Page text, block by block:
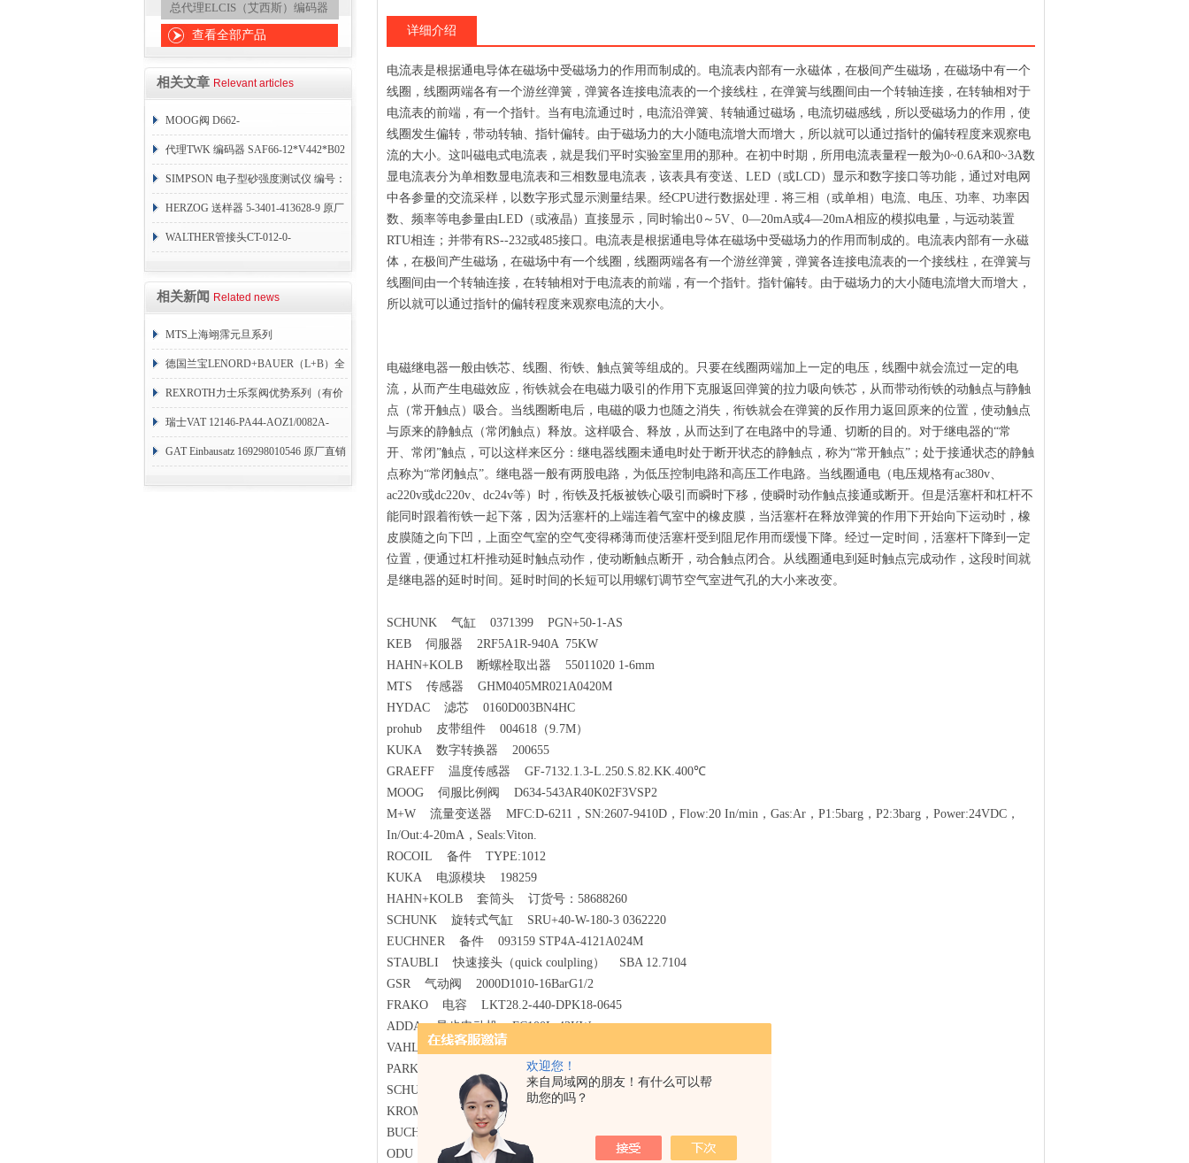
欢迎您！
来自局域网的朋友！有什么可以帮
助您的吗？
总代理ELCIS（艾西斯）编码器
查看全部产品
相关文章 Relevant articles
MOOG阀 D662-
4307KP02HAMD6NSX4-0
代理TWK 编码器 SAF66-12*V442*B02
SIMPSON 电子型砂强度测试仪 编号：
42104-ASM
HERZOG 送样器 5-3401-413628-9 原厂
直供
WALTHER管接头CT-012-0-
相关新闻 Related news
MTS上海翊霈元旦系列
RHM3050MR081A01
德国兰宝LENORD+BAUER（L+B）全
系列编码器
REXROTH力士乐泵阀优势系列（有价
目表）
瑞士VAT 12146-PA44-AOZ1/0082A-
1173938
GAT Einbausatz 169298010546 原厂直销
详细介绍
电流表是根据通电导体在磁场中受磁场力的作用而制成的。电流表内部有一永磁体，在极间产生磁场，在磁场中有一个
线圈，线圈两端各有一个游丝弹簧，弹簧各连接电流表的一个接线柱，在弹簧与线圈间由一个转轴连接，在转轴相对于
电流表的前端，有一个指针。当有电流通过时，电流沿弹簧、转轴通过磁场，电流切磁感线，所以受磁场力的作用，使
线圈发生偏转，带动转轴、指针偏转。由于磁场力的大小随电流增大而增大，所以就可以通过指针的偏转程度来观察电
流的大小。这叫磁电式电流表，就是我们平时实验室里用的那种。在初中时期，所用电流表量程一般为0~0.6A和0~3A数
显电流表分为单相数显电流表和三相数显电流表，该表具有变送、LED（或LCD）显示和数字接口等功能，通过对电网
中各参量的交流采样，以数字形式显示测量结果。经CPU进行数据处理．将三相（或单相）电流、电压、功率、功率因
数、频率等电参量由LED（或液晶）直接显示，同时输出0～5V、0—20mA或4—20mA相应的模拟电量，与远动装置
RTU相连；并带有RS--232或485接口。电流表是根据通电导体在磁场中受磁场力的作用而制成的。电流表内部有一永磁
体，在极间产生磁场，在磁场中有一个线圈，线圈两端各有一个游丝弹簧，弹簧各连接电流表的一个接线柱，在弹簧与
线圈间由一个转轴连接，在转轴相对于电流表的前端，有一个指针。指针偏转。由于磁场力的大小随电流增大而增大，
所以就可以通过指针的偏转程度来观察电流的大小。
电磁继电器一般由铁芯、线圈、衔铁、触点簧等组成的。只要在线圈两端加上一定的电压，线圈中就会流过一定的电
流，从而产生电磁效应，衔铁就会在电磁力吸引的作用下克服返回弹簧的拉力吸向铁芯，从而带动衔铁的动触点与静触
点（常开触点）吸合。当线圈断电后，电磁的吸力也随之消失，衔铁就会在弹簧的反作用力返回原来的位置，使动触点
与原来的静触点（常闭触点）释放。这样吸合、释放，从而达到了在电路中的导通、切断的目的。对于继电器的“常
开、常闭”触点，可以这样来区分：继电器线圈未通电时处于断开状态的静触点，称为“常开触点”；处于接通状态的静触
点称为“常闭触点”。继电器一般有两股电路，为低压控制电路和高压工作电路。当线圈通电（电压规格有ac380v、
ac220v或dc220v、dc24v等）时，衔铁及托板被铁心吸引而瞬时下移，使瞬时动作触点接通或断开。但是活塞杆和杠杆不
能同时跟着衔铁一起下落，因为活塞杆的上端连着气室中的橡皮膜，当活塞杆在释放弹簧的作用下开始向下运动时，橡
皮膜随之向下凹，上面空气室的空气变得稀薄而使活塞杆受到阻尼作用而缓慢下降。经过一定时间，活塞杆下降到一定
位置，便通过杠杆推动延时触点动作，使动断触点断开，动合触点闭合。从线圈通电到延时触点完成动作，这段时间就
是继电器的延时时间。延时时间的长短可以用螺钉调节空气室进气孔的大小来改变。
SCHUNK 气缸 0371399 PGN+50-1-AS
KEB 伺服器 2RF5A1R-940A 75KW
HAHN+KOLB 断螺栓取出器 55011020 1-6mm
MTS 传感器 GHM0405MR021A0420M
HYDAC 滤芯 0160D003BN4HC
prohub 皮带组件 004618（9.7M）
KUKA 数字转换器 200655
GRAEFF 温度传感器 GF-7132.1.3-L.250.S.82.KK.400℃
MOOG 伺服比例阀 D634-543AR40K02F3VSP2
M+W 流量变送器 MFC:D-6211，SN:2607-9410D，Flow:20 In/min，Gas:Ar，P1:5barg，P2:3barg，Power:24VDC，
In/Out:4-20mA，Seals:Viton.
ROCOIL 备件 TYPE:1012
KUKA 电源模块 198259
HAHN+KOLB 套筒头 订货号：58688260
SCHUNK 旋转式气缸 SRU+40-W-180-3 0362220
EUCHNER 备件 093159 STP4A-4121A024M
STAUBLI 快速接头（quick coulpling） SBA 12.7104
GSR 气动阀 2000D1010-16BarG1/2
FRAKO 电容 LKT28.2-440-DPK18-0645
ADDA 异步电动机 FC100L-43KW
VAHLE 备件 165956
PARKER 滤芯 32PD220QBT1KG201
SCHUNK 换枪盘电器插座 9935820
KROMSCHRODER 调压阀 YG8F 50F05-3
BUCHER 备件 QX83-250/83-250R379
ODU 备件 309.010.000.554.000